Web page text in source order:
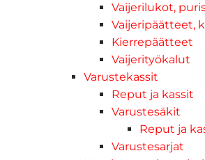
Vaijerilukot,
Vaijeripäätteet,
Kierrepäätteet
Vaijerityökalut
Varustekassit
Reput ja kassit
Varustesäkit
Reput ja
Varustesarjat